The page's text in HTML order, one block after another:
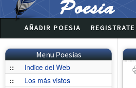
AÑADIR POESIA REGISTRATE
Menu Poesias
::
Indice del Web
::
Los más vistos